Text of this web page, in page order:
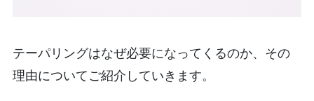
テーパリングはなぜ必要になってくるのか、その
理由についてご紹介していきます。